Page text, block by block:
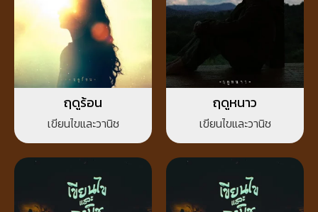
ฤดูร้อน
เขียนไขและวานิช
ฤดูหนาว
เขียนไขและวานิช